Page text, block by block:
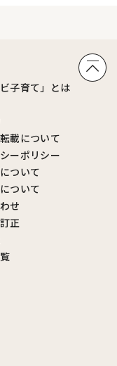
ビ子育て」とは
載について
ーポリシー
ついて
ついて
せ
正